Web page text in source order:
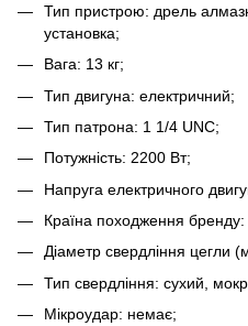
Тип пристрою: дрель
установка;
Вага: 13 кг;
Тип двигуна: електричний;
Тип патрона: 1 1/4 UNC;
Потужність: 2200 Вт;
Напруга електричного
Країна походження
Діаметр свердління цегли
Тип свердління: сухий,
Мікроудар: немає;